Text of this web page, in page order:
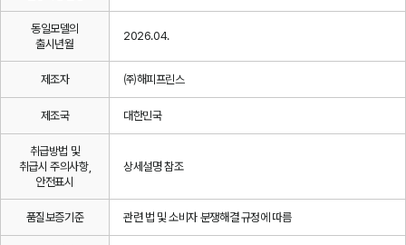
동일모델의
출시년월
2026.04.
제조자 ㈜해피프린스
제조국 대한민국
취급방법 및
취급시 주의사항,
안전표시
상세설명 참조
품질보증기준 관련 법 및 소비자 분쟁해결 규정에 따름